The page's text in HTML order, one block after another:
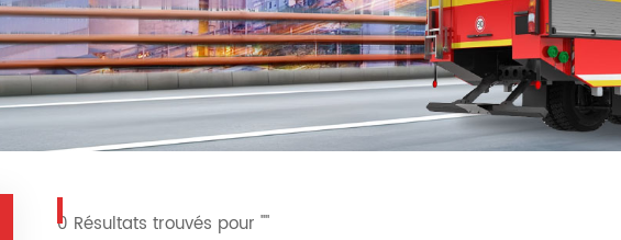
0 Résultats trouvés pour ""